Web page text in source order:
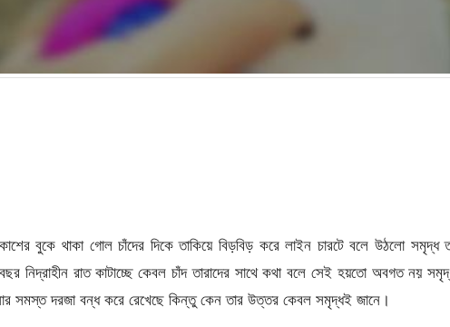
বুকে থাকা গোল চাঁদের দিকে তাকিয়ে বিড়বিড় করে লাইন চারটে বলে উঠলো সমৃদ্ধ
নিদ্রাহীন রাত কাটাচ্ছে কেবল চাঁদ তারাদের সাথে কথা বলে সেই হয়তো অবগত নয়
সমস্ত দরজা বন্ধ করে রেখেছে কিন্তু কেন তার উত্তর কেবল সমৃদ্ধই জানে।